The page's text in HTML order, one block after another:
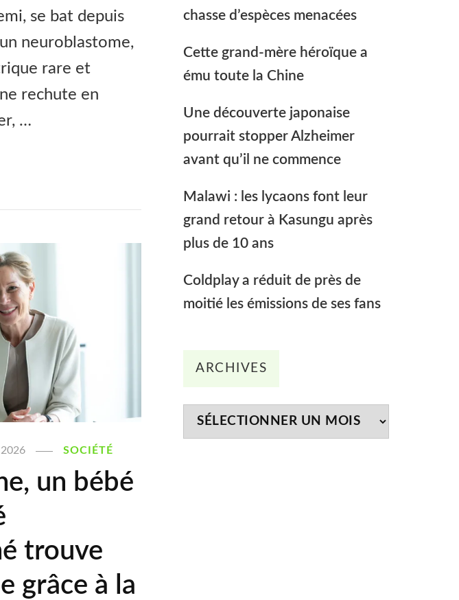
se bat depuis
neuroblastome,
rare et
rechute en
…
SOCIÉTÉ
un bébé
trouve
grâce à la
chasse d’espèces menacées
Cette grand-mère héroïque a
ému toute la Chine
Une découverte japonaise
pourrait stopper Alzheimer
avant qu’il ne commence
Malawi : les lycaons font leur
grand retour à Kasungu après
plus de 10 ans
Coldplay a réduit de près de
moitié les émissions de ses fans
ARCHIVES